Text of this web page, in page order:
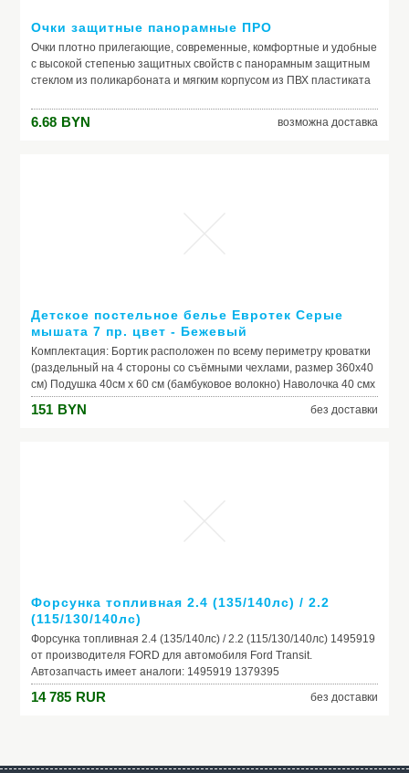
Очки защитные панорамные ПРО
Очки плотно прилегающие, современные, комфортные и удобные
с высокой степенью защитных свойств с панорамным защитным
стеклом из поликарбоната и мягким корпусом из ПВХ пластиката
воздействия твердых частиц и панорамный обзор при полном
отсутствии искажений.
6.68 BYN возможна доставка
Детское постельное белье Евротек Серые
мышата 7 пр. цвет - Бежевый
Комплектация: Бортик расположен по всему периметру кроватки
(раздельный на 4 стороны со съёмными чехлами, размер 360х40
см) Подушка 40см х 60 см (бамбуковое волокно) Наволочка 40 смх
60 см Одеяло 140 см х 108 см (бамбуковое волокно)
Пододеяльник 150 см х 110 см Простынь 150 см х 100 см
151 BYN без доставки
Форсунка топливная 2.4 (135/140лс) / 2.2
(115/130/140лс)
Форсунка топливная 2.4 (135/140лс) / 2.2 (115/130/140лс) 1495919
от производителя FORD для автомобиля Ford Transit.
Автозапчасть имеет аналоги: 1495919 1379395
14 785 RUR без доставки